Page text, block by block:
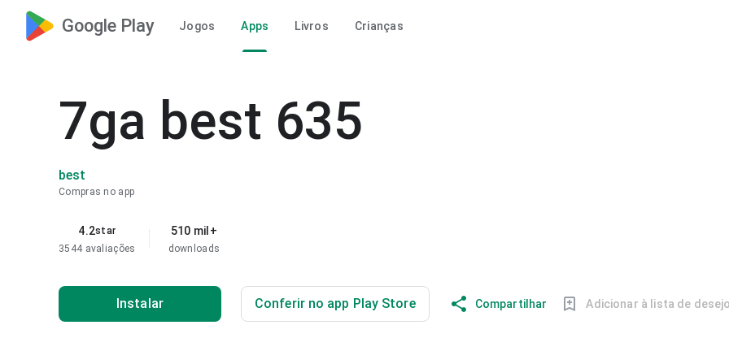
Google Play Jogos Apps Livros Crianças
7ga best 635
best
Compras no app
4.2star
3544 avaliações
510 mil+
downloads
Instalar Conferir no app Play Store Compartilhar Adicionar à lista de